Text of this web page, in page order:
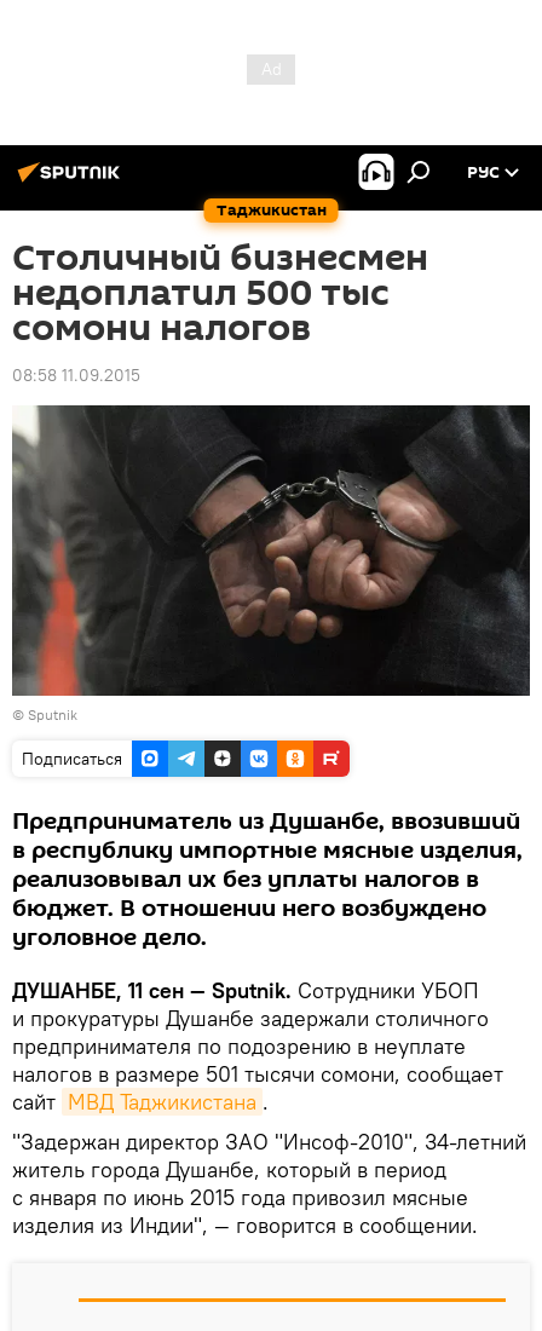
Таджикистан
РУС
Столичный бизнесмен
недоплатил 500 тыс
сомони налогов
08:58 11.09.2015
© Sputnik
Подписаться
Предприниматель из Душанбе, ввозивший
в республику импортные мясные изделия,
реализовывал их без уплаты налогов в
бюджет. В отношении него возбуждено
уголовное дело.
ДУШАНБЕ, 11 сен — Sputnik. Сотрудники УБОП
и прокуратуры Душанбе задержали столичного
предпринимателя по подозрению в неуплате
налогов в размере 501 тысячи сомони, сообщает
сайт МВД Таджикистана .
"Задержан директор ЗАО "Инсоф-2010", 34-летний
житель города Душанбе, который в период
с января по июнь 2015 года привозил мясные
изделия из Индии", — говорится в сообщении.